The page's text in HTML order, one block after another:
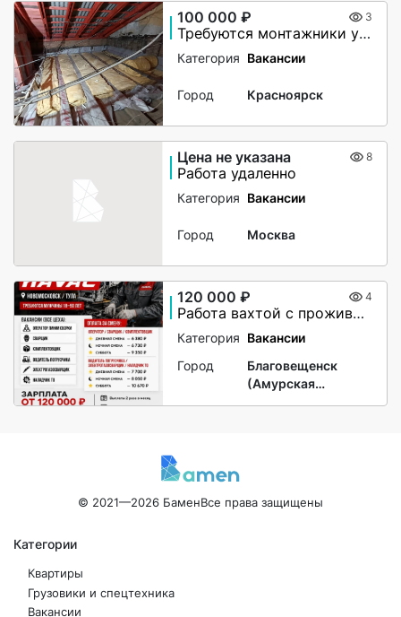
100 000 ₽ 3
Требуются монтажники утепления чердачного помещения
Категория Вакансии
Город Красноярск
Цена не указана 8
Работа удаленно
Категория Вакансии
Город Москва
120 000 ₽ 4
Работа вахтой с проживанием для женщин, для мужчин
Категория Вакансии
Город
Благовещенск
(Амурская
© 2021—2026 БаменВсе права защищены
Категории
Квартиры
Грузовики и спецтехника
Вакансии